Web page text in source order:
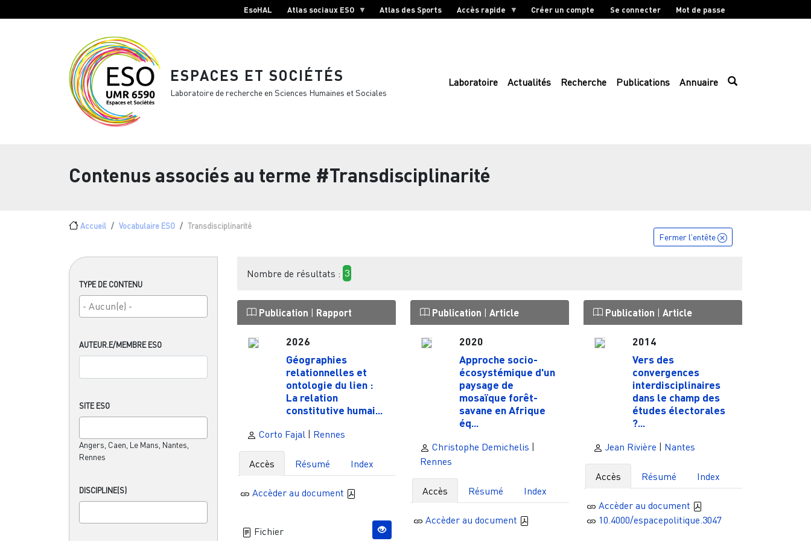
EsoHAL Atlas sociaux ESO Atlas des Sports Accès rapide Créer un compte Se connecter Mot de passe
ESPACES ET SOCIÉTÉS
Laboratoire de recherche en Sciences Humaines et Sociales
Laboratoire Actualités Recherche Publications Annuaire
Contenus associés au terme #Transdisciplinarité
Fil d'Ariane
Accueil Vocabulaire ESO Transdisciplinarité
TYPE DE CONTENU
AUTEUR.E/MEMBRE ESO
SITE ESO
Angers, Caen, Le Mans, Nantes,
Rennes
DISCIPLINE(S)
Fermer l'entête
Nombre de résultats : 3
Publication | Rapport
2026
Géographies
relationnelles et
ontologie du lien :
La relation
constitutive humai...
Corto Fajal | Rennes
Accès Résumé Index
Accèder au document
Fichier
Publication | Article
2020
Approche socio-
écosystémique d'un
paysage de
mosaïque forêt-
savane en Afrique
éq...
Christophe Demichelis |
Rennes
Accès Résumé Index
Accèder au document
Publication | Article
2014
Vers des
convergences
interdisciplinaires
dans le champ des
études électorales
?...
Jean Rivière | Nantes
Accès Résumé Index
Accèder au document
10.4000/espacepolitique.3047